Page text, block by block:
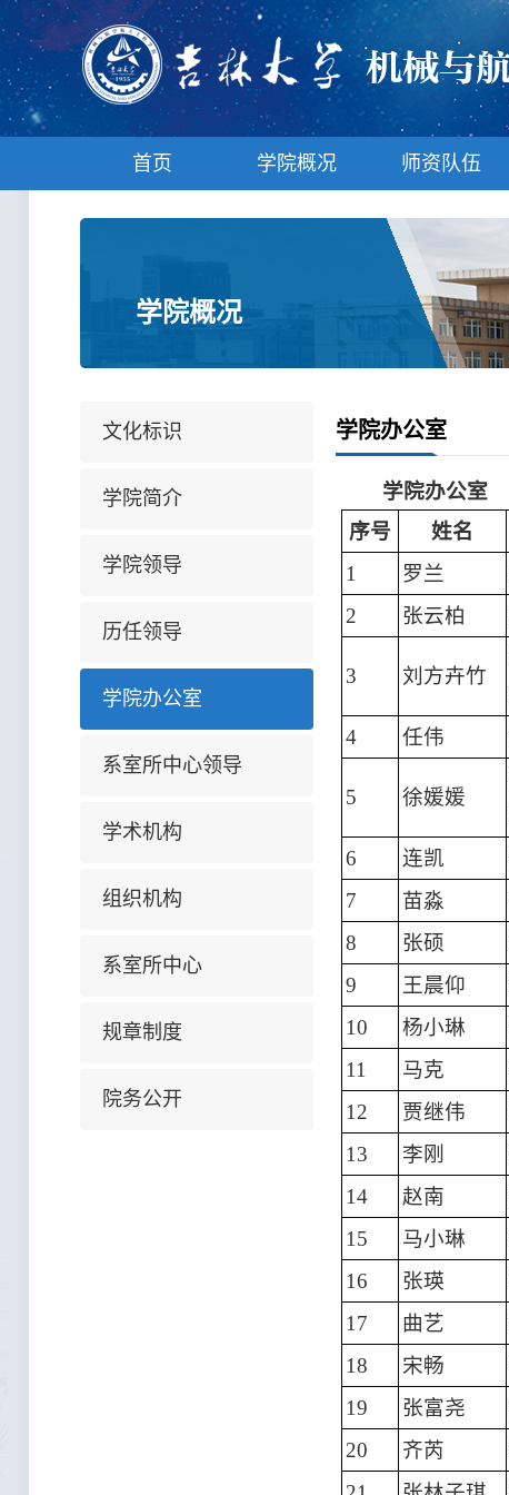
首页 学院概况 师资队伍
学院概况
文化标识
学院简介
学院领导
历任领导
学院办公室
系室所中心领导
学术机构
组织机构
系室所中心
规章制度
院务公开
学院办公室
学院办公室
序号
姓名
1
罗兰
2
张云柏
3 刘方卉竹
4 任伟
5 徐媛媛
6 连凯
7
苗淼
8
张硕
9
王晨仰
10
杨小琳
11
马克
12
贾继伟
13
李刚
14
赵南
15
马小琳
16
张瑛
17
曲艺
18
宋畅
19
张富尧
20
齐芮